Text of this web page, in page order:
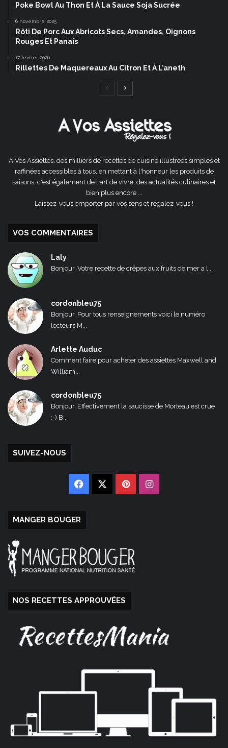
Poke Bowl Au Thon Et À La Sauce Soja Sucrée
6 novembre 2025
Rôti De Porc Aux Abricots Secs, Amandes, Oignons
Rouges Et Panais
17 février 2026
Rillettes De Maquereaux Au Citron Et À L’aneth
Page
A Vos Assiettes, des milliers de recettes de cuisine illustrées simples et
raffinées accessibles à tous, en mettant à l'honneur les produits de
saisons, c'est également de l'art de vivre, des actualités culinaires et
bien plus encore ...
Laissez-vous emporter par vos sens et régalez-vous !
VOS COMMENTAIRES
Laly
Bonjour, Votre recette de crêpes aux fruits de mer a l...
cordonbleu75
Bonjour, Pour tous renseignements voici le numéro
lecteurs M...
Arlette Auduc
Comment faire pour acheter des assiettes Maxwell and
William...
cordonbleu75
Bonjour, Effectivement la saucisse de Morteau est crue
:-) B...
SUIVEZ-NOUS
Facebook PinterestInstagram
MANGER BOUGER
NOS RECETTES APPROUVÉES